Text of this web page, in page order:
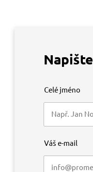
Napište
Celé jméno
Váš e-mail